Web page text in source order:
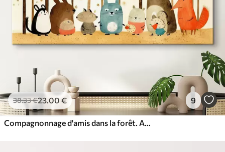
38.33€23.00 € 9